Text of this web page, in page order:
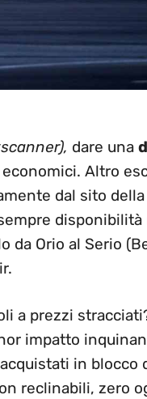
dare una
Altro
dal sito
disponibilità
da Orio al Serio
a prezzi
impatto
in blocco
reclinabili, zero